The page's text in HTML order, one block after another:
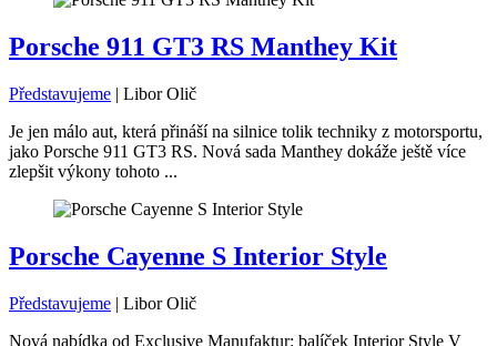
Porsche 911 GT3 RS Manthey Kit
Představujeme | Libor Olič
Je jen málo aut, která přináší na silnice tolik techniky z motorsportu,
jako Porsche 911 GT3 RS. Nová sada Manthey dokáže ještě více
zlepšit výkony tohoto ...
Porsche Cayenne S Interior Style
Představujeme | Libor Olič
Nová nabídka od Exclusive Manufaktur: balíček Interior Style V